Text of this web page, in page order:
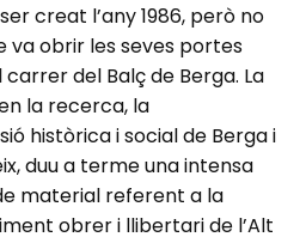
creat l’any 1986, però no
va obrir les seves portes
del Balç de Berga. La
la recerca, la
històrica i social de Berga i
duu a terme una intensa
material referent a la
obrer i llibertari de l’Alt